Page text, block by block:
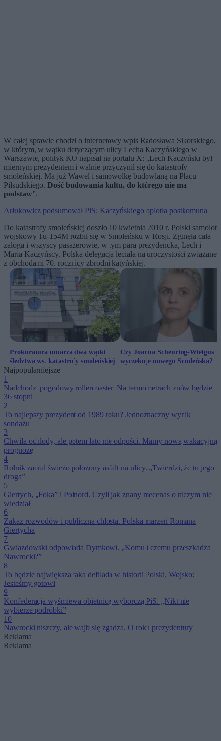
W całej sprawie chodzi o internetowy wpis Radosława Sikorskiego,
w którym, w wątku dotyczącym ulicy Lecha Kaczyńskiego w
Warszawie, polityk KO napisał na portalu X: „Lech Kaczyński był
miernym prezydentem i walnie przyczynił się do katastrofy
smoleńskiej. Ma już Wawel i samowolkę budowlaną na Placu
Piłsudskiego. Dość budowania kultu, do którego nie ma
podstaw”.
Arłukowicz podsumował PiS: Kaczyńskiego oplotła postkomuna
Do katastrofy smoleńskiej doszło 10 kwietnia 2010 r. Polski samolot
wojskowy Tu-154M rozbił się w Smoleńsku w Rosji. Zginęła cała
załoga i wszyscy pasażerowie, w tym para prezydencka, Lech i
Maria Kaczyńscy. Polska delegacja leciała na uroczystości związane
z obchodami 70. rocznicy zbrodni katyńskiej.
Prokuratura umarza dwa wątki
śledztwa ws. katastrofy smoleńskiej
Czy Joanna Scheuring-Wielgus
wyczekuje nowego Smoleńska?
Najpopularniejsze
1
Nadchodzi pogodowy rollercoaster. Na termometrach znów będzie
36 stopni
2
To najlepszy prezydent od 1989 roku? Jednoznaczny wynik
sondażu
3
Chwila ochłody, ale potem lato nie odpuści. Mamy nową wakacyjną
prognozę
4
Rolnik zaorał świeżo położony asfalt na ulicy. „Twierdzi, że to jego
droga”
5
Giertych, „Foka” i Polnord. Czyli jak znany mecenas o niczym nie
wiedział
6
Zakaz rozwodów i publiczna chłosta. Polska marzeń Romana
Giertycha
7
Gwiazdowski odpowiada Dymkowi. „Komu i czemu przeszkadza
Nawrocki?”
8
To będzie największa taka defilada w historii Polski. Wojsko:
Jesteśmy gotowi
9
Konfederacja wyśmiewa obietnicę wyborczą PiS. „Nikt nie
wybierze podróbki”
10
Nawrocki niszczy, ale wajb się zgadza. O roku prezydentury
Reklama
Reklama